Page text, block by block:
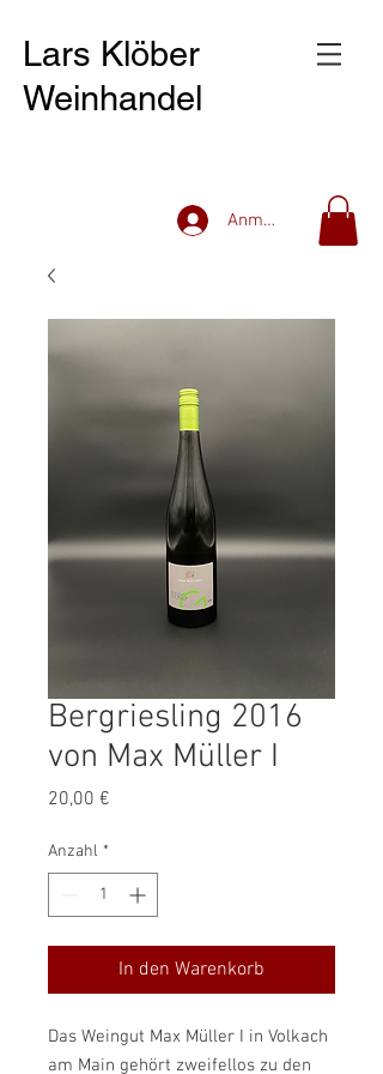
Lars Klöber
Weinhandel
Anmelden
Bergriesling 2016
von Max Müller I
20,00 €
Anzahl *
In den Warenkorb
Das Weingut Max Müller I in Volkach
am Main gehört zweifellos zu den